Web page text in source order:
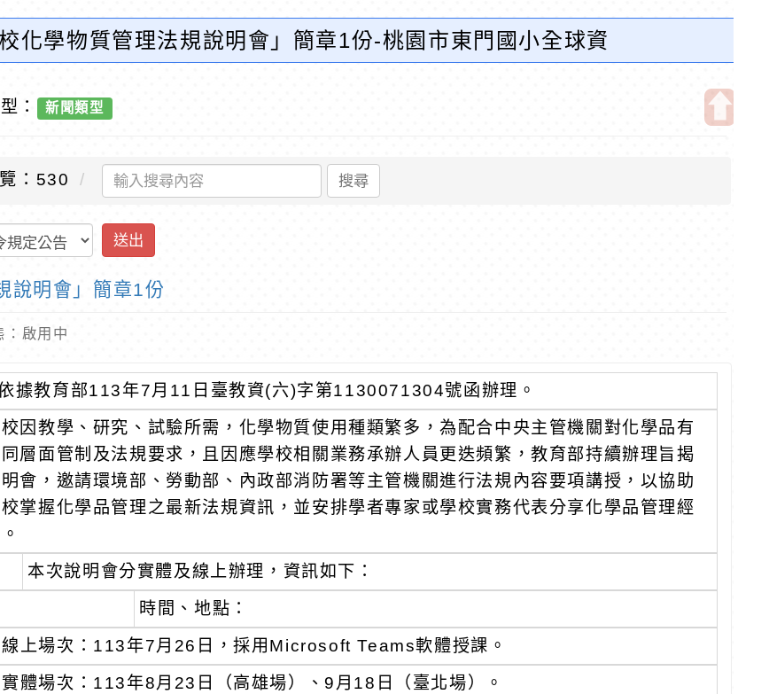
化學物質管理法規說明會」簡章1份-桃園市東門國小全球資
： 新聞類型
：530 搜尋
送出
說明會」簡章1份
啟用中
據教育部113年7月11日臺教資(六)字第1130071304號函辦理。
因教學、研究、試驗所需，化學物質使用種類繁多，為配合中央主管機關對化學品有
層面管制及法規要求，且因應學校相關業務承辦人員更迭頻繁，教育部持續辦理旨揭
會，邀請環境部、勞動部、內政部消防署等主管機關進行法規內容要項講授，以協助
掌握化學品管理之最新法規資訊，並安排學者專家或學校實務代表分享化學品管理經
本次說明會分實體及線上辦理，資訊如下：
時間、地點：
線上場次：113年7月26日，採用Microsoft Teams軟體授課。
實體場次：113年8月23日（高雄場）、9月18日（臺北場）。